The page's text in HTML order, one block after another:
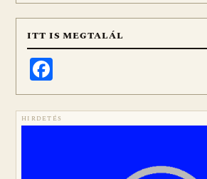
ITT IS MEGTALÁL
HIRDETÉS